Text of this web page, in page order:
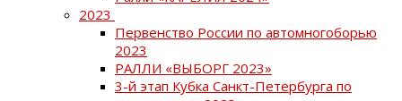
2023
Первенство России по автомногоборью
2023
РАЛЛИ «ВЫБОРГ 2023»
3-й этап Кубка Санкт-Петербурга по